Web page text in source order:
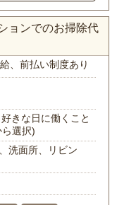
ョンでのお掃除代
、前払い制度あり
きな日に働くこと
選択)
洗面所、リビン